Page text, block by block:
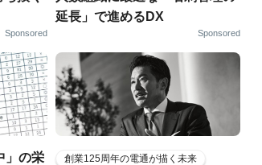
Sponsored
延長」で進めるDX
Sponsored
」の栄
創業125周年の電通が描く未来